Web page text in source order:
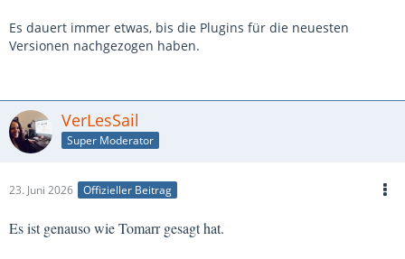
Es dauert immer etwas, bis die Plugins für die neuesten
Versionen nachgezogen haben.
VerLesSail
Super Moderator
23. Juni 2026 Offizieller Beitrag
Es ist genauso wie Tomarr gesagt hat.